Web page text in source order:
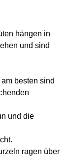
hängen in
und sind
besten sind
und die
ragen über